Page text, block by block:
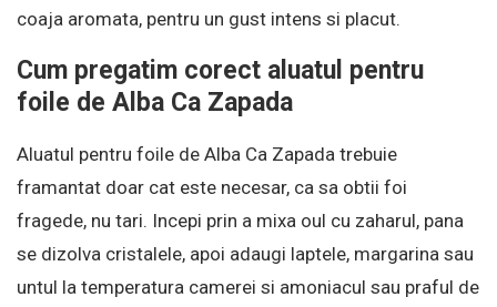
coaja aromata, pentru un gust intens si placut.
Cum pregatim corect aluatul pentru
foile de Alba Ca Zapada
Aluatul pentru foile de Alba Ca Zapada trebuie
framantat doar cat este necesar, ca sa obtii foi
fragede, nu tari. Incepi prin a mixa oul cu zaharul, pana
se dizolva cristalele, apoi adaugi laptele, margarina sau
untul la temperatura camerei si amoniacul sau praful de